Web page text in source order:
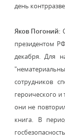
день
Яков Погоний:
президентом
декабря. Для
сотрудников
героического и
они не
книга. В